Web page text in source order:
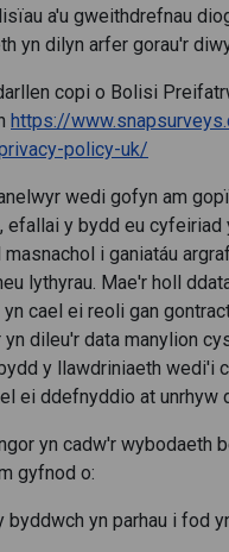
a'u gweithdrefnau
yn dilyn arfer gorau'r
copi o Bolisi
https://
policy-uk/
wedi gofyn am
efallai y bydd eu cyfeiriad
i ganiatáu
lythyrau. Mae'r holl
cael ei reoli gan
yn dileu'r data manylion
y llawdriniaeth wedi'i
ei ddefnyddio at unrhyw
yn cadw'r wybodaeth
gyfnod o:
byddwch yn parhau i fod